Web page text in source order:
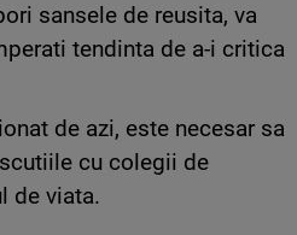
sansele de reusita, va
tendinta de a-i critica
de azi, este necesar sa
cu colegii de
de viata.